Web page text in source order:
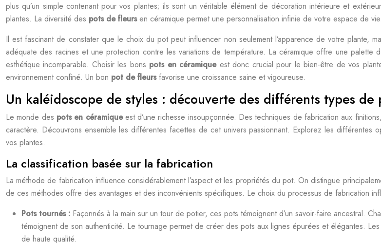
plus qu’un simple contenant pour vos plantes; ils sont un véritable élément de décoration intérieure et
plantes. La diversité des pots de fleursen céramique permet une personnalisation infinie de votre espace de vie.
Il est fascinant de constater que le choix du pot peut influencer non seulement l’apparence de votre plante,
adéquate des racines et une protection contre les variations de température. La céramique offre une
esthétique incomparable. Choisir les bons pots en céramique est donc crucial pour le bien-être de vos
environnement confiné. Un bon pot de fleurs favorise une croissance saine et vigoureuse.
Un kaléidoscope de styles : découverte des différents types de
Le monde des pots en céramiqueest d’une richesse insoupçonnée. Des techniques de fabrication aux
caractère. Découvrons ensemble les différentes facettes de cet univers passionnant. Explorez les différentes
vos plantes.
La classification basée sur la fabrication
La méthode de fabrication influence considérablement l’aspect et les propriétés du pot. On distingue
de ces méthodes offre des avantages et des inconvénients spécifiques. Le choix du processus de fabrication
Pots tournés : Façonnés à la main sur un tour de potier, ces pots témoignent d’un savoir-faire ancestral.
témoignent de son authenticité. Le tournage permet de créer des pots aux lignes épurées et élégantes. Les
de haute qualité.